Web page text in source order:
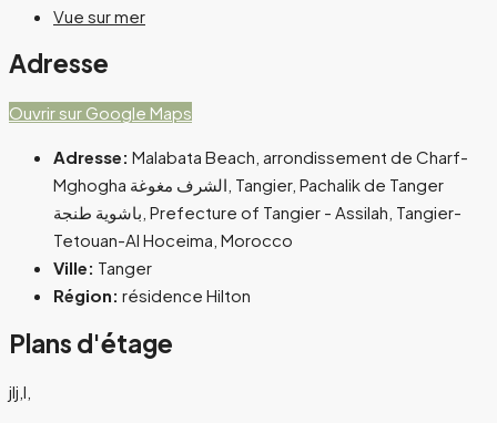
Vue sur mer
Adresse
Ouvrir sur Google Maps
Adresse: Malabata Beach, arrondissement de Charf-
Mghogha الشرف مغوغة, Tangier, Pachalik de Tanger
باشوية طنجة, Prefecture of Tangier - Assilah, Tangier-
Tetouan-Al Hoceima, Morocco
Ville: Tanger
Région: résidence Hilton
Plans d'étage
jlj,l,